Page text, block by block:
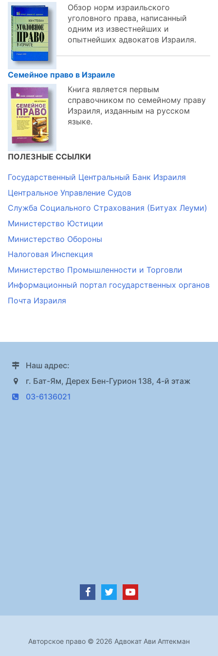
Обзор норм израильского
уголовного права, написанный
одним из известнейших и
опытнейших адвокатов Израиля.
Семейное право в Израиле
Книга является первым
справочником по семейному праву
Израиля, изданным на русском
языке.
ПОЛЕЗНЫЕ ССЫЛКИ
Государственный Центральный Банк Израиля
Центральное Управление Судов
Служба Социального Страхования (Битуах Леуми)
Министерство Юстиции
Министерство Обороны
Налоговая Инспекция
Министерство Промышленности и Торговли
Информационный портал государственных органов
Почта Израиля
Наш адрес:
г. Бат-Ям, Дерех Бен-Гурион 138, 4-й этаж
03-6136021
Авторское право © 2026 Адвокат Ави Аптекман